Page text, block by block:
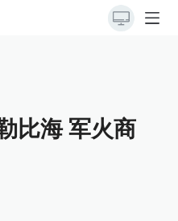
比海 军火商